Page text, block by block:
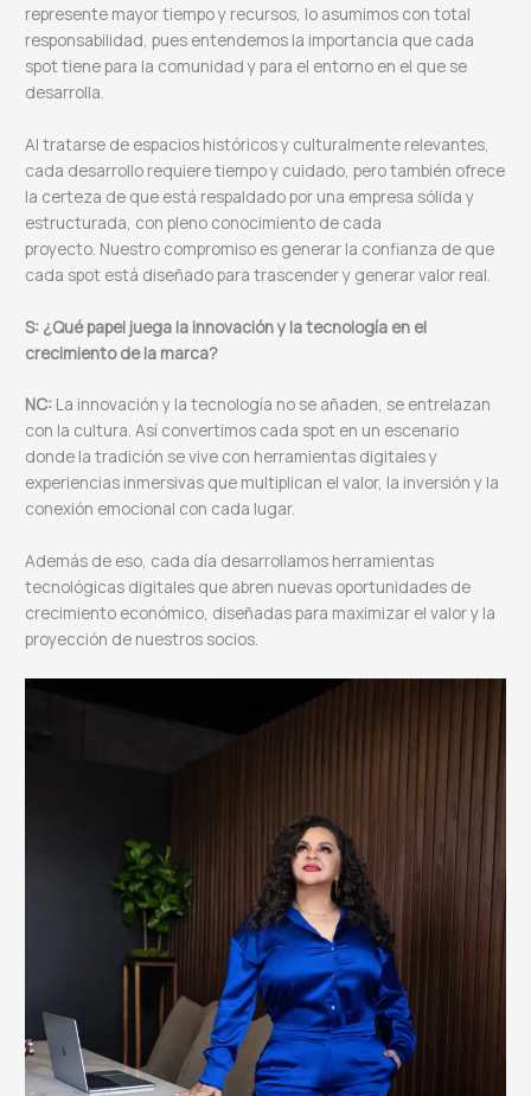
represente mayor tiempo y recursos, lo asumimos con total
responsabilidad, pues entendemos la importancia que cada
spot tiene para la comunidad y para el entorno en el que se
desarrolla.
Al tratarse de espacios históricos y culturalmente relevantes,
cada desarrollo requiere tiempo y cuidado, pero también ofrece
la certeza de que está respaldado por una empresa sólida y
estructurada, con pleno conocimiento de cada
proyecto. Nuestro compromiso es generar la confianza de que
cada spot está diseñado para trascender y generar valor real.
S: ¿Qué papel juega la innovación y la tecnología en el
crecimiento de la marca?
NC: La innovación y la tecnología no se añaden, se entrelazan
con la cultura. Así convertimos cada spot en un escenario
donde la tradición se vive con herramientas digitales y
experiencias inmersivas que multiplican el valor, la inversión y la
conexión emocional con cada lugar.
Además de eso, cada día desarrollamos herramientas
tecnológicas digitales que abren nuevas oportunidades de
crecimiento económico, diseñadas para maximizar el valor y la
proyección de nuestros socios.